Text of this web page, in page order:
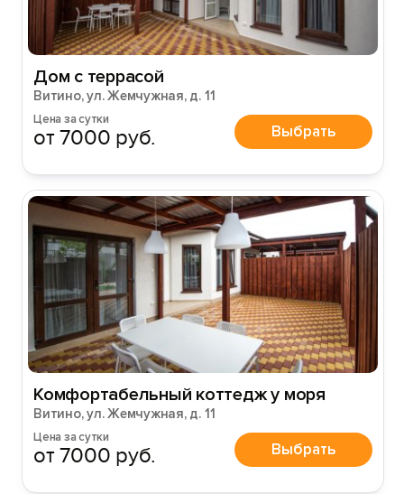
Дом с террасой
Витино, ул. Жемчужная, д. 11
Цена за сутки
от 7000 руб. Выбрать
Комфортабельный коттедж у моря
Витино, ул. Жемчужная, д. 11
Цена за сутки
от 7000 руб. Выбрать